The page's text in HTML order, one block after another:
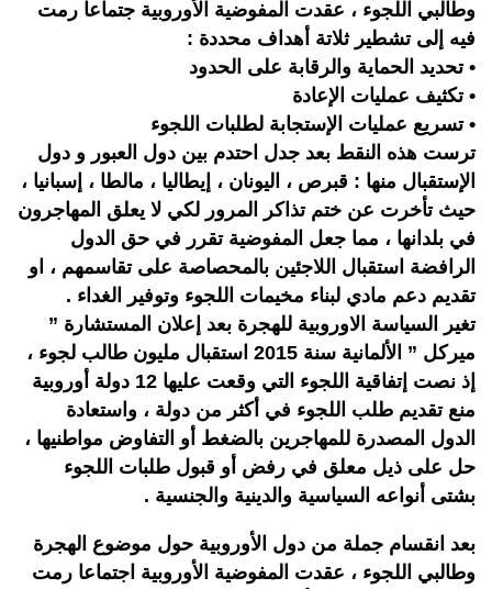
وطالبي اللجوء ، عقدت المفوضية الأوروبية جتماعا رمت
فيه إلى تشطير ثلاتة أهداف محددة :
• تحديد الحماية والرقابة على الحدود
• تكثيف عمليات الإعادة
• تسريع عمليات الإستجابة لطلبات اللجوء
ترست هذه النقط بعد جدل احتدم بين دول العبور و دول
الإستقبال منها : قبرص ، اليونان ، إيطاليا ، مالطا ، إسبانيا ،
حيث تأخرت عن ختم تذاكر المرور لكي لا يعلق المهاجرون
في بلدانها ، مما جعل المفوضية تقرر في حق الدول
الرافضة استقبال اللاجئين بالمحصاصة على تقاسمهم ، او
تقديم دعم مادي لبناء مخيمات اللجوء وتوفير الغداء .
تغير السياسة الاوروبية للهجرة بعد إعلان المستشارة ”
ميركل ” الألمانية سنة 2015 استقبال مليون طالب لجوء ،
إذ نصت إتفاقية اللجوء التي وقعت عليها 12 دولة أوروبية
منع تقديم طلب اللجوء في أكثر من دولة ، واستعادة
الدول المصدرة للمهاجرين بالضغط أو التفاوض مواطنيها ،
حل على ذيل معلق في رفض أو قبول طلبات اللجوء
بشتى أنواعه السياسية والدينية والجنسية .
بعد انقسام جملة من دول الأوروبية حول موضوع الهجرة
وطالبي اللجوء ، عقدت المفوضية الأوروبية اجتماعا رمت